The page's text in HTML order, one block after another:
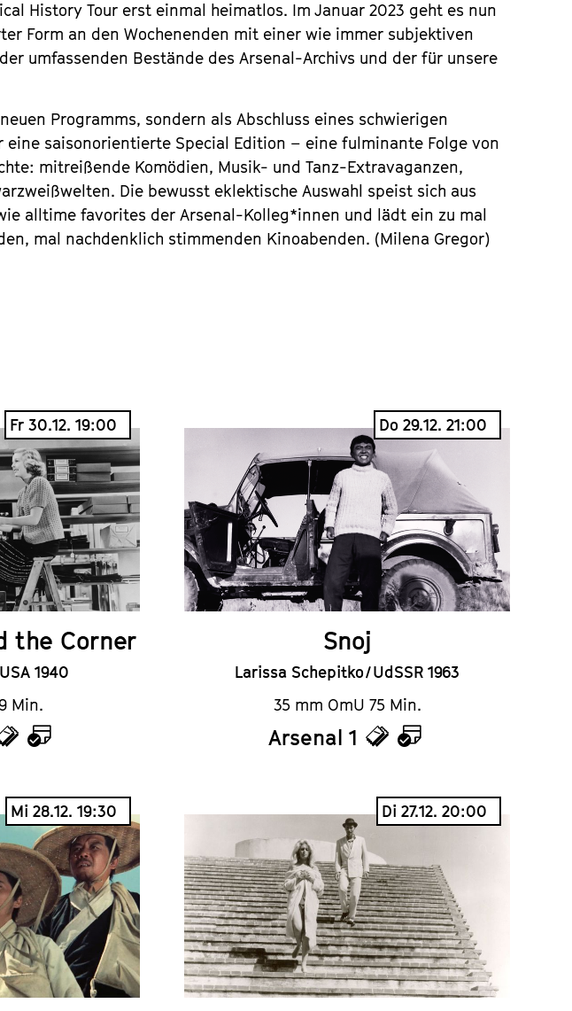
History Tour erst einmal heimatlos. Im Januar 2023 geht es nun
Form an den Wochenenden mit einer wie immer subjektiven
umfassenden Bestände des Arsenal-Archivs und der für unsere
Programms, sondern als Abschluss eines schwierigen
saisonorientierte Special Edition – eine fulminante Folge von
mitreißende Komödien, Musik- und Tanz-Extravaganzen,
Die bewusst eklektische Auswahl speist sich aus
alltime favorites der Arsenal-Kolleg*innen und lädt ein zu mal
mal nachdenklich stimmenden Kinoabenden. (Milena Gregor)
Fr 30.12. 19:00
the Corner
1940
Min.
TicketsKalender
Do 29.12. 21:00
Snoj
Larissa Schepitko / UdSSR 1963
35 mm OmU 75 Min.
Arsenal 1
TicketsKalender
Mi 28.12. 19:30 Di 27.12. 20:00